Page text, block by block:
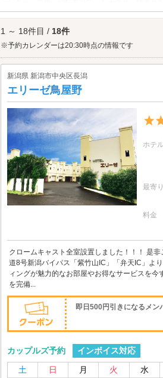
センター」の他、回転寿司店、お土産品・特産
「みなとのマルシェ ピアBandai」で決まりです♪
1 ～ 18件目 / 18件
※予約カレンダーは20:30時点の情報です
新潟県 新潟市中央区長潟
エリーゼ鳥屋野
ホテ
最寄り
料金
クロームキャスト全室設置しました！！！ 是
道8号新潟バイパス「紫竹山IC」「弁天IC」よ
ィングが魅力的なお部屋やお得なサービスを
を完備...
即日500円引きになるメン
カップルズ予約
インボイス対応
土
日 月 火 水